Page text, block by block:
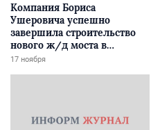
Компания Бориса
Ушеровича успешно
завершила строительство
нового ж/д моста в
Забайкалье
17 ноября